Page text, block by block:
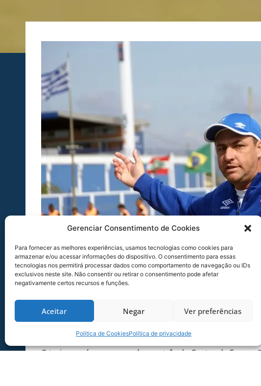
Gerenciar Consentimento de Cookies
Para fornecer as melhores experiências, usamos tecnologias como cookies para
armazenar e/ou acessar informações do dispositivo. O consentimento para essas
tecnologias nos permitirá processar dados como comportamento de navegação ou IDs
exclusivos neste site. Não consentir ou retirar o consentimento pode afetar
negativamente certos recursos e funções.
Aceitar Negar Ver preferências
Politica de CookiesPolítica de privacidade
Técnico Fabrício Bento comandará o último treino na tarde
O Avaí Sub 20 realiza na tarde desta quarta-feira (17), o
válida pela semifinal da Copa do Brasil Sub 20.
O treino será no campo número três do Centro de